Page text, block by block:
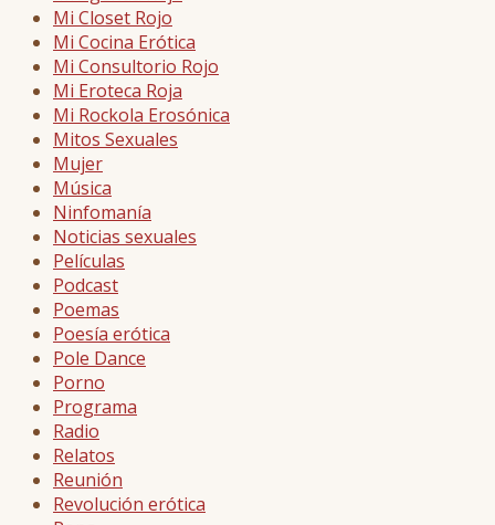
Mi Closet Rojo
Mi Cocina Erótica
Mi Consultorio Rojo
Mi Eroteca Roja
Mi Rockola Erosónica
Mitos Sexuales
Mujer
Música
Ninfomanía
Noticias sexuales
Películas
Podcast
Poemas
Poesía erótica
Pole Dance
Porno
Programa
Radio
Relatos
Reunión
Revolución erótica